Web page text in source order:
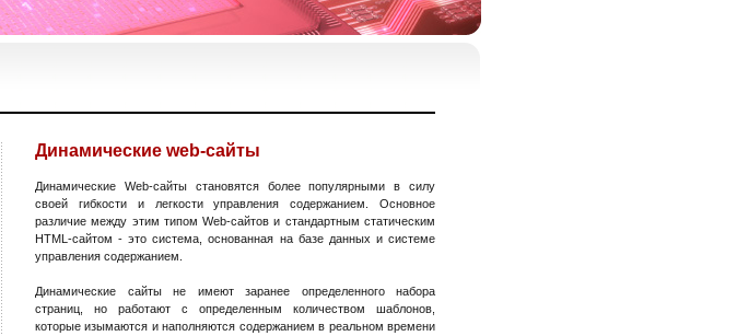
Динамические web-сайты
Динамические Web-сайты становятся более популярными в силу
своей гибкости и легкости управления содержанием. Основное
различие между этим типом Web-сайтов и стандартным статическим
HTML-сайтом - это система, основанная на базе данных и системе
управления содержанием.
Динамические сайты не имеют заранее определенного набора
страниц, но работают с определенным количеством шаблонов,
которые изымаются и наполняются содержанием в реальном времени